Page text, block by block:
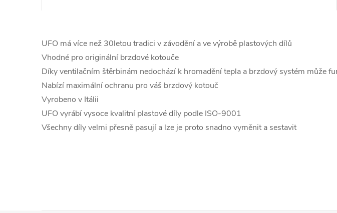
UFO má více než 30letou tradici v závodění a ve výrobě plastových dílů
Vhodné pro originální brzdové kotouče
Díky ventilačním štěrbinám nedochází k hromadění tepla a brzdový systém může
Nabízí maximální ochranu pro váš brzdový kotouč
Vyrobeno v Itálii
UFO vyrábí vysoce kvalitní plastové díly podle ISO-9001
Všechny díly velmi přesně pasují a lze je proto snadno vyměnit a sestavit